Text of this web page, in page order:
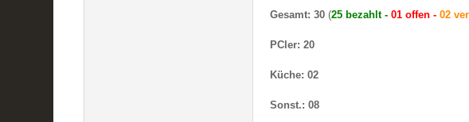
Gesamt: 30 (25 bezahlt - 01 offen -02
PCler: 20
Küche: 02
Sonst.: 08